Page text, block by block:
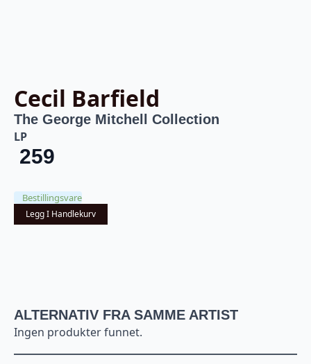
Cecil Barfield
The George Mitchell Collection
LP
259
Bestillingsvare
Legg I Handlekurv
ALTERNATIV FRA SAMME ARTIST
Ingen produkter funnet.